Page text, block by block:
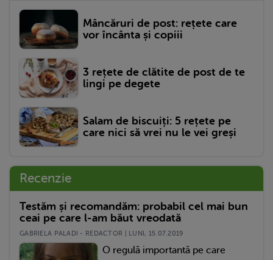
Mâncăruri de post: rețete care
vor încânta și copiii
3 rețete de clătite de post de te
lingi pe degete
Salam de biscuiți: 5 rețete pe
care nici să vrei nu le vei greși
Recenzie
Testăm și recomandăm: probabil cel mai bun
ceai pe care l-am băut vreodată
GABRIELA PALADI - REDACTOR | LUNI, 15.07.2019
O regulă importantă pe care